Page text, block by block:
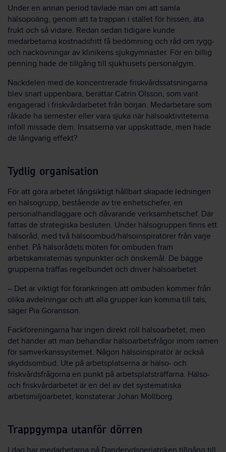
Under en annan period tävlade man om att samla
hälsopoäng, genom att ta trappan i stället för hissen, äta
frukt och så vidare. Redan sedan tidigare kunde
medarbetarna kostnadsfritt få bedömning och råd om rygg-
och nackövningar av klinikens sjukgymnaster. För en billig
penning hade de tillgång till sjukhusets personalgym.
Nackdelen med de koncentrerade friskvårdssatsningarna
blev snart uppenbara, berättar Catrin Olsson, som varit
engagerad i friskvårdarbetet från början. Medarbetare som
råkade ha semester eller vara sjuka när hälsoaktiviteterna
inföll missade dem. Insatserna var uppskattade, men hade
de långvarig effekt?
Tydlig organisation
För att göra arbetet långsiktigt hållbart skapade ledningen
en hälsogrupp, bestående av tre enhetschefer, en
personalhandläggare och dåvarande verksamhetschef. Där
fattas de strategiska besluten. Under hälsogruppen finns ett
hälsoråd, med två hälsoombud/hälsoinspiratörer från varje
enhet. På hälsorådets möten för ombuden fram
arbetskamraternas synpunkter och önskemål. De bägge
grupperna träffas regelbundet och driver hälsoarbetet.
– Det är viktigt för förankringen att ombuden kommer från
olika avdelningar och att alla grupper kan komma till tals,
säger Pia Göransson.
Fackföreningarna har ingen direkt roll hälsoarbetet, men
det händer att man behandlar hälsoarbetsfrågor inom ramen
för samverkanssystemet. Någon hälsoinspiratör är också
skyddsombud. Ute på arbetsplatserna är hälso- och
friskvårdsfrågorna en punkt på arbetsplatsträffarna. Hälso-
och friskvårdarbetet är en del av det systematiska
arbetsmiljöarbetet, konstaterar Johan Möllborg.
Trappgympa utanför dörren